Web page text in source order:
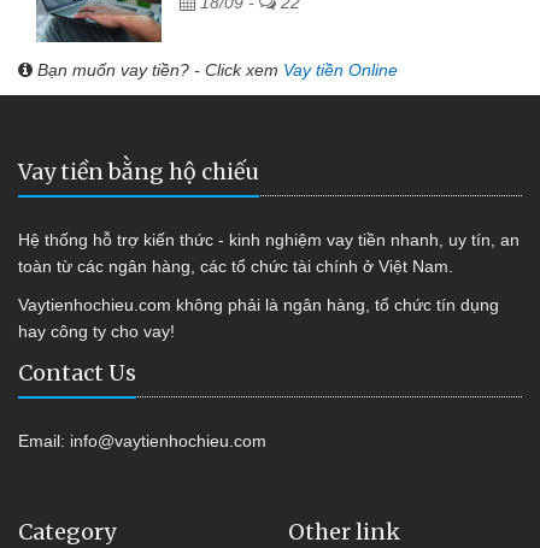
Bạn muốn vay tiền? - Click xem Vay tiền Online
Vay tiền bằng hộ chiếu
Hệ thống hỗ trợ kiến thức - kinh nghiệm vay tiền nhanh, uy tín, an
toàn từ các ngân hàng, các tổ chức tài chính ở Việt Nam.
Vaytienhochieu.com không phải là ngân hàng, tổ chức tín dụng
hay công ty cho vay!
Contact Us
Email: info@vaytienhochieu.com
Category Other link